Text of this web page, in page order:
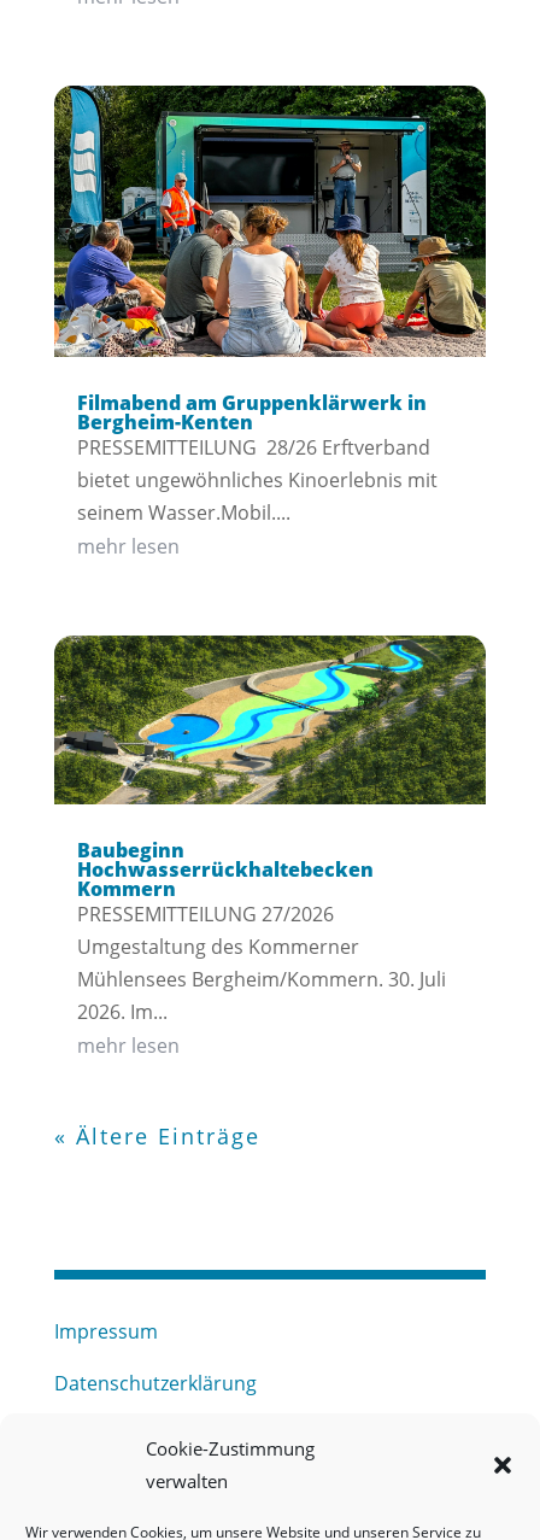
Cookie-Zustimmung
verwalten
Wir verwenden Cookies, um unsere Website und unseren Service zu
Filmabend am Gruppenklärwerk in
Bergheim-Kenten
PRESSEMITTEILUNG 28/26 Erftverband
bietet ungewöhnliches Kinoerlebnis mit
seinem Wasser.Mobil....
mehr lesen
Baubeginn
Hochwasserrückhaltebecken
Kommern
PRESSEMITTEILUNG 27/2026
Umgestaltung des Kommerner
Mühlensees Bergheim/Kommern. 30. Juli
2026. Im...
mehr lesen
« Ältere Einträge
Impressum
Datenschutzerklärung
Haftungsausschluss
Barrierefreiheitserklärung